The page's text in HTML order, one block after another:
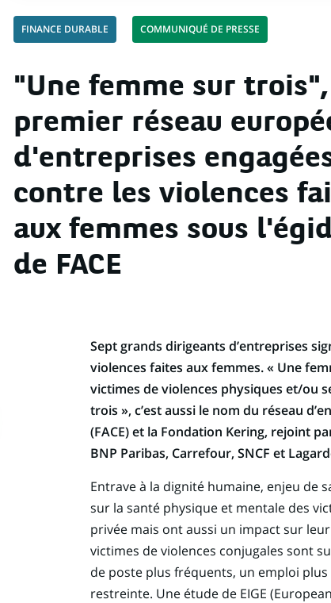
FINANCE DURABLE COMMUNIQUÉ DE PRESSE
"Une femme sur
premier réseau
d'entreprises
contre les violences
aux femmes sous
de FACE
Sept grands dirigeants d’entreprises
violences faites aux femmes. « Une
victimes de violences physiques et/ou
trois », c’est aussi le nom du réseau
(FACE) et la Fondation Kering, rejoint
BNP Paribas, Carrefour, SNCF et
Entrave à la dignité humaine, enjeu de
sur la santé physique et mentale des
privée mais ont aussi un impact sur
victimes de violences conjugales sont
de poste plus fréquents, un emploi
restreinte. Une étude de EIGE